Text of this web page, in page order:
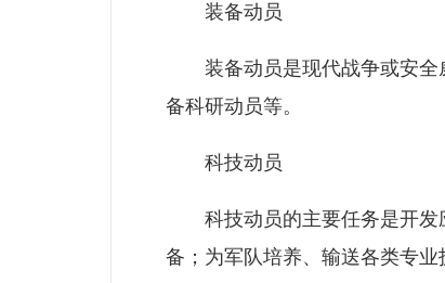
装备动员
装备动员是现代战争或安全
备科研动员等。
科技动员
科技动员的主要任务是开发
备；为军队培养、输送各类专业